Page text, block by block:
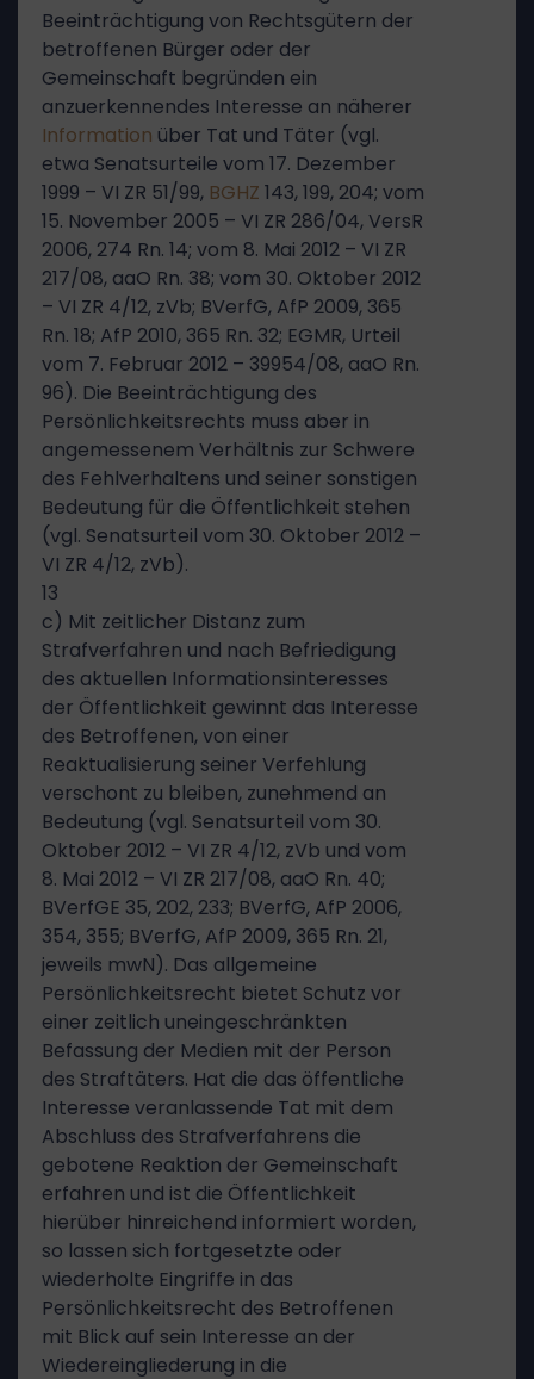
Beeinträchtigung von Rechtsgütern der
betroffenen Bürger oder der
Gemeinschaft begründen ein
anzuerkennendes Interesse an näherer
Information über Tat und Täter (vgl.
etwa Senatsurteile vom 17. Dezember
1999 – VI ZR 51/99, BGHZ 143, 199, 204; vom
15. November 2005 – VI ZR 286/04, VersR
2006, 274 Rn. 14; vom 8. Mai 2012 – VI ZR
217/08, aaO Rn. 38; vom 30. Oktober 2012
– VI ZR 4/12, zVb; BVerfG, AfP 2009, 365
Rn. 18; AfP 2010, 365 Rn. 32; EGMR, Urteil
vom 7. Februar 2012 – 39954/08, aaO Rn.
96). Die Beeinträchtigung des
Persönlichkeitsrechts muss aber in
angemessenem Verhältnis zur Schwere
des Fehlverhaltens und seiner sonstigen
Bedeutung für die Öffentlichkeit stehen
(vgl. Senatsurteil vom 30. Oktober 2012 –
VI ZR 4/12, zVb).
13
c) Mit zeitlicher Distanz zum
Strafverfahren und nach Befriedigung
des aktuellen Informationsinteresses
der Öffentlichkeit gewinnt das Interesse
des Betroffenen, von einer
Reaktualisierung seiner Verfehlung
verschont zu bleiben, zunehmend an
Bedeutung (vgl. Senatsurteil vom 30.
Oktober 2012 – VI ZR 4/12, zVb und vom
8. Mai 2012 – VI ZR 217/08, aaO Rn. 40;
BVerfGE 35, 202, 233; BVerfG, AfP 2006,
354, 355; BVerfG, AfP 2009, 365 Rn. 21,
jeweils mwN). Das allgemeine
Persönlichkeitsrecht bietet Schutz vor
einer zeitlich uneingeschränkten
Befassung der Medien mit der Person
des Straftäters. Hat die das öffentliche
Interesse veranlassende Tat mit dem
Abschluss des Strafverfahrens die
gebotene Reaktion der Gemeinschaft
erfahren und ist die Öffentlichkeit
hierüber hinreichend informiert worden,
so lassen sich fortgesetzte oder
wiederholte Eingriffe in das
Persönlichkeitsrecht des Betroffenen
mit Blick auf sein Interesse an der
Wiedereingliederung in die